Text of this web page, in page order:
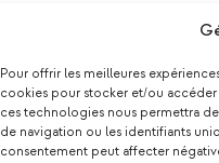
Pour offrir les meilleures
cookies pour stocker et/ou
ces technologies nous permettra
de navigation ou les identifiants
consentement peut affecter